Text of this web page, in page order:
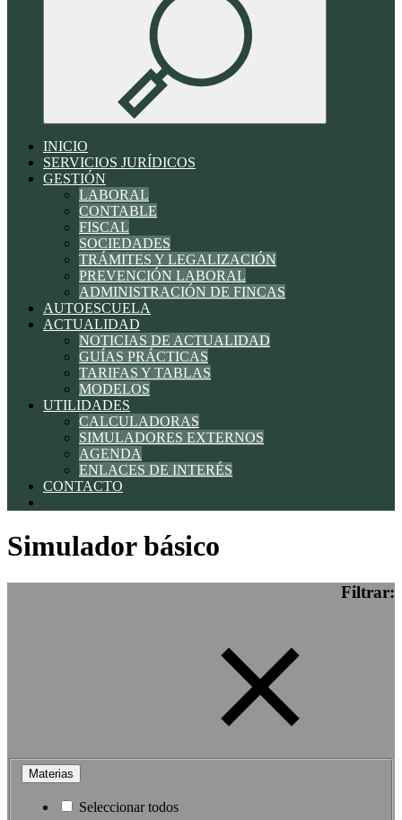
INICIO
SERVICIOS JURÍDICOS
GESTIÓN
LABORAL
CONTABLE
FISCAL
SOCIEDADES
TRÁMITES Y LEGALIZACIÓN
PREVENCIÓN LABORAL
ADMINISTRACIÓN DE FINCAS
AUTOESCUELA
ACTUALIDAD
NOTICIAS DE ACTUALIDAD
GUÍAS PRÁCTICAS
TARIFAS Y TABLAS
MODELOS
UTILIDADES
CALCULADORAS
SIMULADORES EXTERNOS
AGENDA
ENLACES DE INTERÉS
CONTACTO
Simulador básico
Filtrar:
Materias
Seleccionar todos